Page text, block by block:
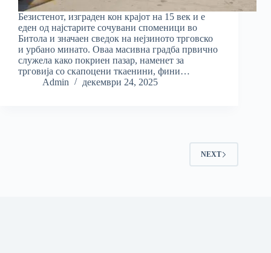
Безистенот, изграден кон крајот на 15 век и е
еден од најстарите сочувани споменици во
Битола и значаен сведок на нејзиното трговско
и урбано минато. Оваа масивна градба првично
служела како покриен пазар, наменет за
трговија со скапоцени ткаенини, фини…
Admin
декември 24, 2025
NEXT